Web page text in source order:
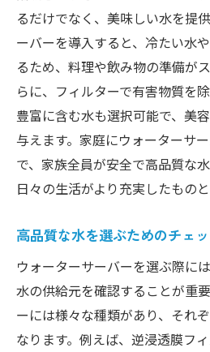
るだけでなく、美味しい水を提
ーバーを導入すると、冷たい水
るため、料理や飲み物の準備が
らに、フィルターで有害物質を
豊富に含む水も選択可能で、美
与えます。家庭にウォーターサ
で、家族全員が安全で高品質な
日々の生活がより充実したものと
高品質な水を選ぶためのチェ
ウォーターサーバーを選ぶ際に
水の供給元を確認することが重
ーには様々な種類があり、それ
なります。例えば、逆浸透膜フ